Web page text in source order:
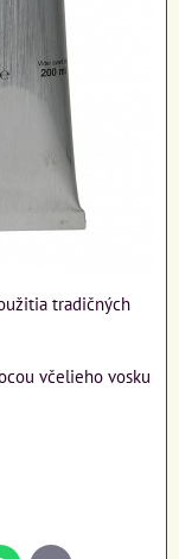
tradičných
včelieho vosku